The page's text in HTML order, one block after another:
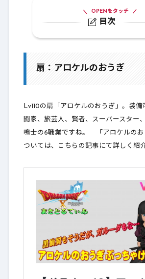
目次
OPENをタッチ
用で選ぶ
1-3. バザー相場
2. 最後に
扇：アロケルのおうぎ
Lv110の扇「アロケルのおうぎ」。装
闘家、旅芸人、賢者、スーパースター
鳴士の6職業ですね。 「アロケルのお
ついては、こちらの記事にて詳しく紹